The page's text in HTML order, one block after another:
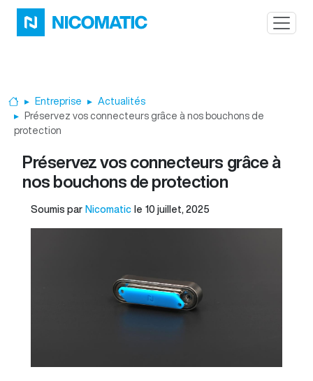
Aller au contenu principal
Accueil
Entreprise
Actualités
Préservez vos connecteurs grâce à nos bouchons de
protection
Préservez vos connecteurs grâce à
nos bouchons de protection
Soumis par Nicomatic le 10 juillet, 2025